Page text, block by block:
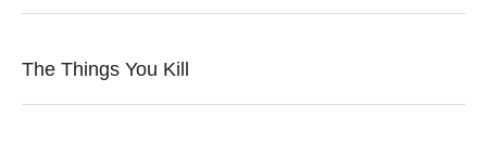
The Things You Kill